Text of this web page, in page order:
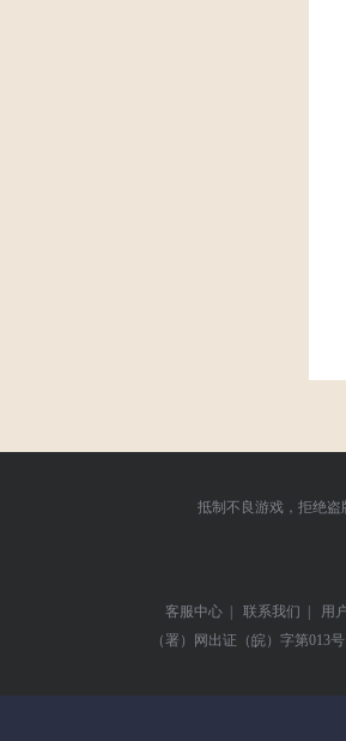
抵制不良游戏，拒绝
客服中心 | 联系我们 | 用
（署）网出证（皖）字第013号